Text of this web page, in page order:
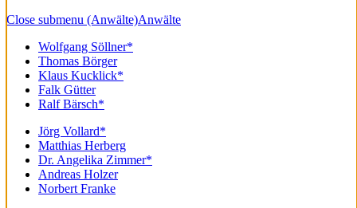
Close submenu (Anwälte)Anwälte
Wolfgang Söllner*
Thomas Börger
Klaus Kucklick*
Falk Gütter
Ralf Bärsch*
Jörg Vollard*
Matthias Herberg
Dr. Angelika Zimmer*
Andreas Holzer
Norbert Franke